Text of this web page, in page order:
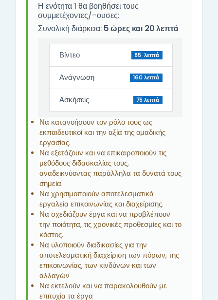
Η ενότητα 1 θα βοηθήσει τους
συμμετέχοντες/-ουσες:
Συνολική διάρκεια:5 ώρες και 20 λεπτά
Βίντεο 85 λεπτά
Ανάγνωση 160 λεπτά
Ασκήσεις 75 λεπτά
Να κατανοήσουν τον ρόλο τους ως
εκπαιδευτικοί και την αξία της ομαδικής
εργασίας.
Να εξετάζουν και να επικαιροποιούν τις
μεθόδους διδασκαλίας τους,
αναδεικνύοντας παράλληλα τα δυνατά τους
σημεία.
Να χρησιμοποιούν αποτελεσματικά
εργαλεία επικοινωνίας και διαχείρισης.
Να σχεδιάζουν έργα και να προβλέπουν
την ποιότητα, τις χρονικές προθεσμίες και το
κόστος.
Να υλοποιούν διαδικασίες για την
αποτελεσματική διαχείριση των πόρων, της
επικοινωνίας, των κινδύνων και των
αλλαγών
Να εκτελούν και να παρακολουθούν με
επιτυχία τα έργα